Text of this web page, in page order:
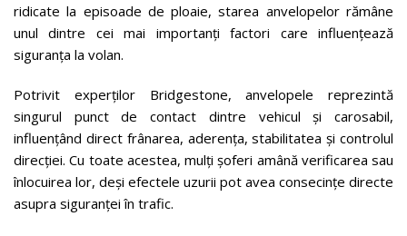
ridicate la episoade de ploaie, starea anvelopelor rămâne
unul dintre cei mai importanți factori care influențează
siguranța la volan.
Potrivit experților Bridgestone, anvelopele reprezintă
singurul punct de contact dintre vehicul și carosabil,
influențând direct frânarea, aderența, stabilitatea și controlul
direcției. Cu toate acestea, mulți șoferi amână verificarea sau
înlocuirea lor, deși efectele uzurii pot avea consecințe directe
asupra siguranței în trafic.